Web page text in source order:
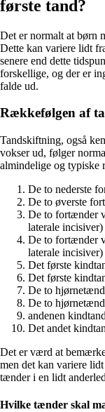
første tand?
Det er normalt at børn
Dette kan variere lidt
senere end dette
forskellige, og der er
falde ud.
Rækkefølgen af
Tandskiftning, også
vokser ud, følger
almindelige og typiske
De to nederste
De to øverste
De to fortænder
laterale incisiver)
De to fortænder
laterale incisiver)
Det første
Det første
De to
De to
andenen
Det andet
Det er værd at
men det kan variere
tænder i en lidt
Hvilke tænder skal